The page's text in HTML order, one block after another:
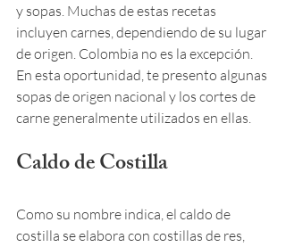
y sopas. Muchas de estas recetas
incluyen carnes, dependiendo de su lugar
de origen. Colombia no es la excepción.
En esta oportunidad, te presento algunas
sopas de origen nacional y los cortes de
carne generalmente utilizados en ellas.
Caldo de Costilla
Como su nombre indica, el caldo de
costilla se elabora con costillas de res,